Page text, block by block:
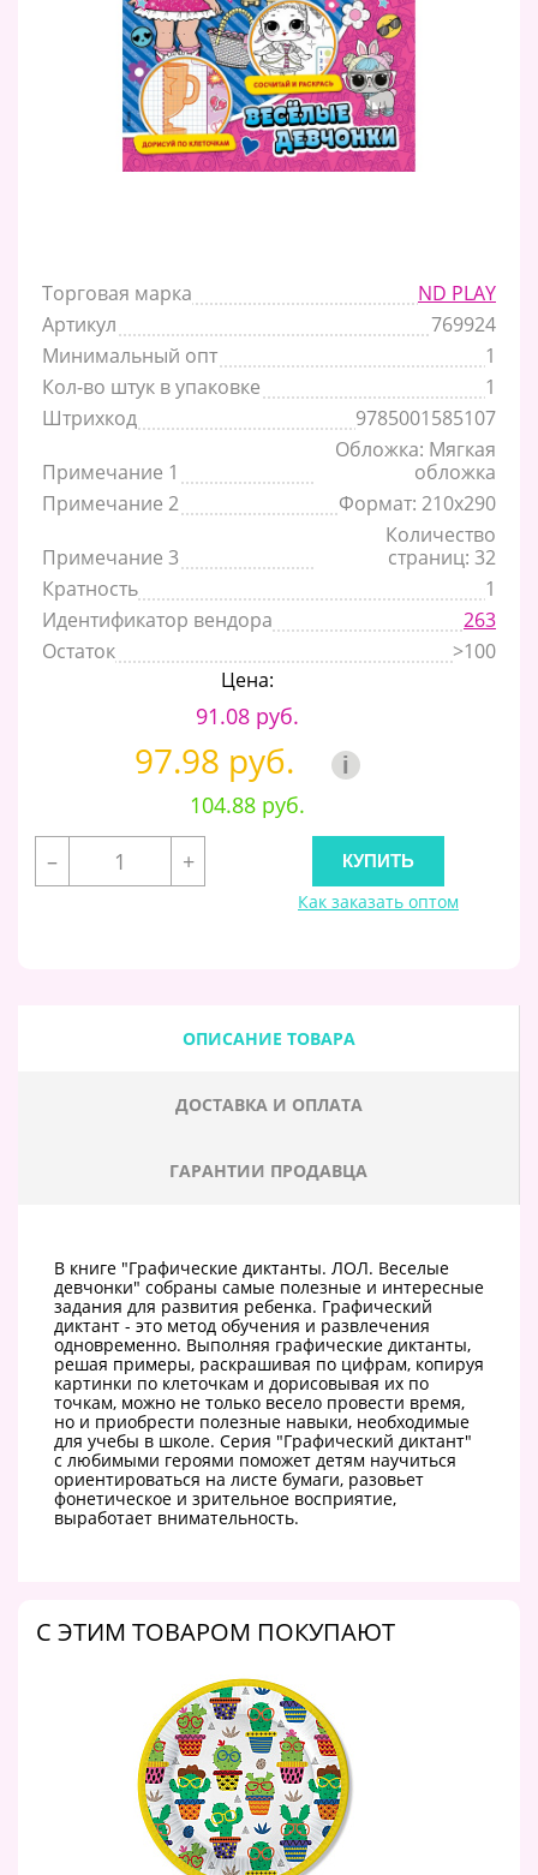
Торговая марка
ND PLAY
Артикул
769924
Минимальный опт
1
Кол-во штук в упаковке
1
Штрихкод
9785001585107
Примечание 1
Обложка: Мягкая
обложка
Примечание 2
Формат: 210х290
Примечание 3
Количество
страниц: 32
Кратность
1
Идентификатор вендора
263
Остаток
>100
Цена:
91.08 руб.
97.98 руб. i
104.88 руб.
–
+
Как заказать оптом
ОПИСАНИЕ ТОВАРА
ДОСТАВКА И ОПЛАТА
ГАРАНТИИ ПРОДАВЦА
В книге "Графические диктанты. ЛОЛ. Веселые
девчонки" собраны самые полезные и интересные
задания для развития ребенка. Графический
диктант - это метод обучения и развлечения
одновременно. Выполняя графические диктанты,
решая примеры, раскрашивая по цифрам, копируя
картинки по клеточкам и дорисовывая их по
точкам, можно не только весело провести время,
но и приобрести полезные навыки, необходимые
для учебы в школе. Серия "Графический диктант"
с любимыми героями поможет детям научиться
ориентироваться на листе бумаги, разовьет
фонетическое и зрительное восприятие,
выработает внимательность.
C ЭТИМ ТОВАРОМ ПОКУПАЮТ